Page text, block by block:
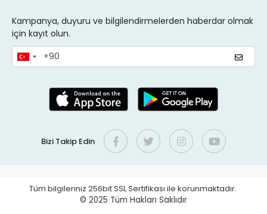
Kampanya, duyuru ve bilgilendirmelerden haberdar olmak
için kayıt olun.
Bizi Takip Edin
Tüm bilgileriniz 256bit SSL Sertifikası ile korunmaktadır.
© 2025 Tüm Hakları Saklıdır